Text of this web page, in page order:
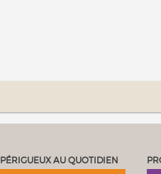
PÉRIGUEUX AU QUOTIDIEN